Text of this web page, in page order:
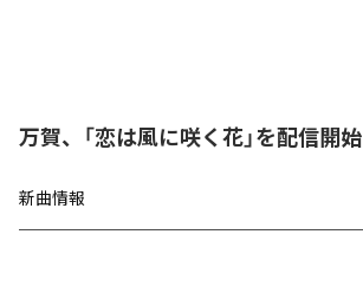
万賀、「恋は風に咲く花」を配信開始
新曲情報